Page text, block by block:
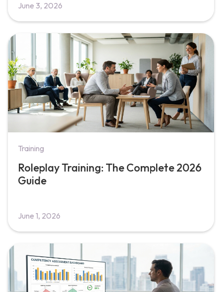
June 3, 2026
Training
Roleplay Training: The Complete 2026
Guide
June 1, 2026